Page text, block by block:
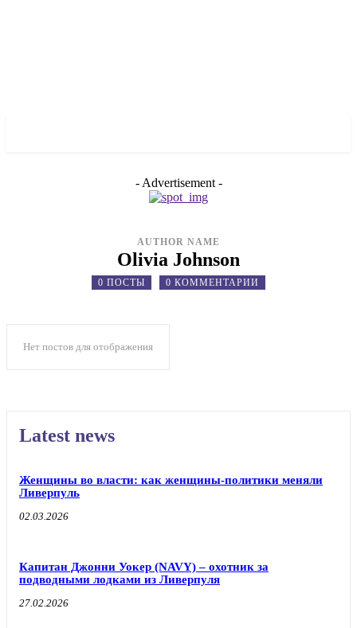
- Advertisement -
AUTHOR NAME
Olivia Johnson
0 ПОСТЫ 0 КОММЕНТАРИИ
Нет постов для отображения
Latest news
Женщины во власти: как женщины-политики меняли
Ливерпуль
02.03.2026
Капитан Джонни Уокер (NAVY) – охотник за
подводными лодками из Ливерпуля
27.02.2026